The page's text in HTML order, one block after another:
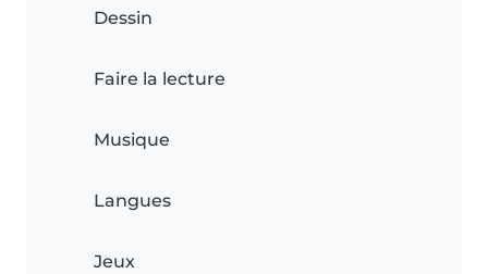
Dessin
Faire la lecture
Musique
Langues
Jeux